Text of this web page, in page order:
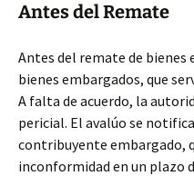
Antes del Remate
Antes del remate de bienes
bienes embargados, que
A falta de acuerdo, la
pericial. El avalúo se
contribuyente embargado,
inconformidad en un plazo